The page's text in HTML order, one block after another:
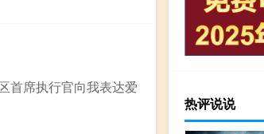
首席执行官向我表达爱
热评说说